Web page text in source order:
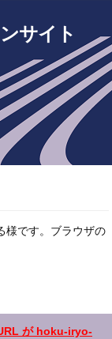
サイト
様です。ブラウザの
が hoku-iryo-